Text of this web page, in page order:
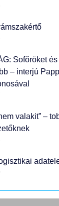
Sofőröket
– interjú
valakit” –